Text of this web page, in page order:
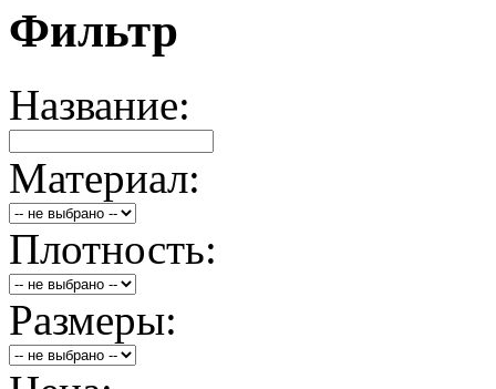
Фильтр
Название:
Материал:
Плотность:
Размеры: